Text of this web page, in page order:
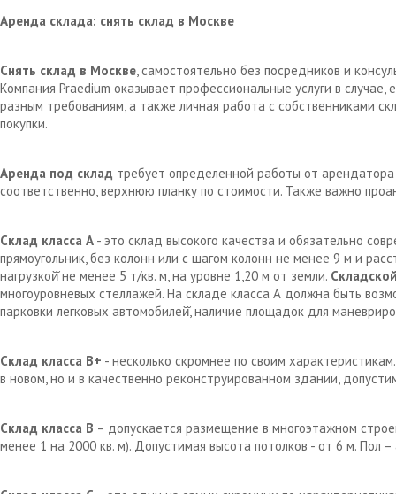
Аренда склада: снять склад в Москве
Снять склад в Москве, самостоятельно без посредников и
Компания Praedium оказывает профессиональные услуги в
разным требованиям, а также личная работа с собственниками
покупки.
Аренда под склад требует определенной работы от
соответственно, верхнюю планку по стоимости. Также важно
Склад класса А - это склад высокого качества и обязательно
прямоугольник, без колонн или с шагом колонн не менее 9 м и
нагрузкой̆ не менее 5 т/кв. м, на уровне 1,20 м от земли.
многоуровневых стеллажей. На складе класса А должна быть
парковки легковых автомобилей̆, наличие площадок для
Склад класса В+ - несколько скромнее по своим
в новом, но и в качественно реконструированном здании,
Склад класса В – допускается размещение в многоэтажном
менее 1 на 2000 кв. м). Допустимая высота потолков - от 6 м. Пол